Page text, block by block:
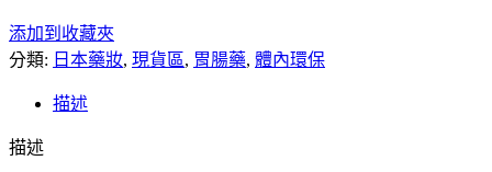
添加到收藏夾
分類: 日本藥妝, 現貨區, 胃腸藥, 體內環保
描述
描述